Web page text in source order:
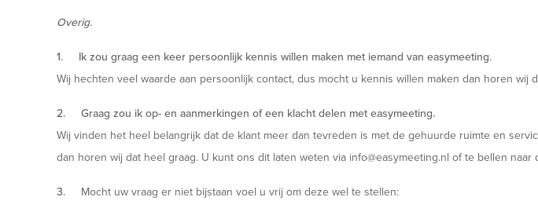
Overig.
1. Ik zou graag een keer persoonlijk kennis willen maken met iemand van easymeeting.
Wij hechten veel waarde aan persoonlijk contact, dus mocht u kennis willen maken dan horen wij
2. Graag zou ik op- en aanmerkingen of een klacht delen met easymeeting.
Wij vinden het heel belangrijk dat de klant meer dan tevreden is met de gehuurde ruimte en
dan horen wij dat heel graag. U kunt ons dit laten weten via info@easymeeting.nl of te bellen
3. Mocht uw vraag er niet bijstaan voel u vrij om deze wel te stellen: